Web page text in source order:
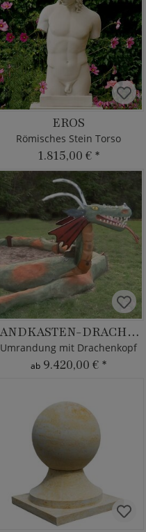
EROS
Römisches Stein Torso
1.815,00 € *
SANDKASTEN-DRACHE LINDWURM
Umrandung mit Drachenkopf
ab 9.420,00 € *